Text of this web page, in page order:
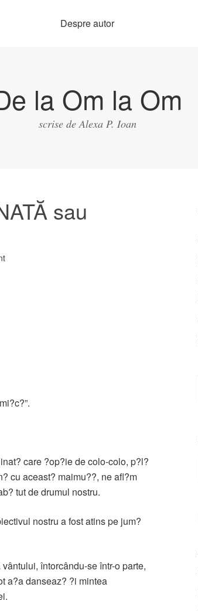
Despre autor
la Om la Om
scrise de Alexa P. Ioan
sau
care ?op?ie de colo-colo, p?l?
cu aceast? maimu??, ne afl?m
tut de drumul nostru.
nostru a fost atins pe jum?
întorcându-se într-o parte,
a?a danseaz? ?i mintea